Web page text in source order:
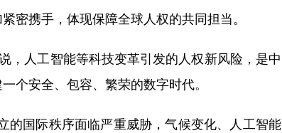
密携手，体现保障全球人权的共同担当。
人工智能等科技变革引发的人权新风险，是中
个安全、包容、繁荣的数字时代。
国际秩序面临严重威胁，气候变化、人工智能